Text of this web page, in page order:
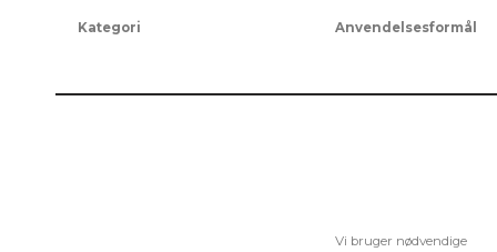
Kategori Anvendelsesformål
Vi bruger nødvendige